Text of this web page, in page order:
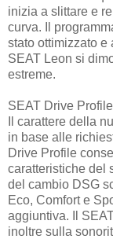
inizia a slittare e
curva. Il
stato ottimizzato e
SEAT Leon si
estreme.
SEAT Drive Profile
Il carattere della
in base alle
Drive Profile
caratteristiche del
del cambio DSG
Eco, Comfort e
aggiuntiva. Il
inoltre sulla